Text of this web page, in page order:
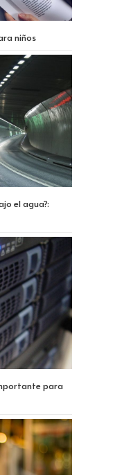
niños
el agua?:
para